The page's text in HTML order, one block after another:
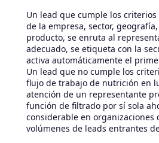
Un lead que cumple los
de la empresa, sector,
producto, se enruta al
adecuado, se etiqueta con la
activa automáticamente el
Un lead que no cumple los
flujo de trabajo de nutrición en
atención de un representante
función de filtrado por sí sola
considerable en organizaciones
volúmenes de leads entrantes